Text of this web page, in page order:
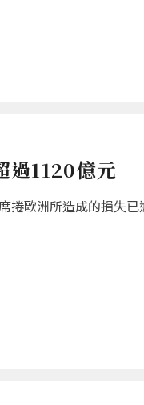
過1120億元
捲歐洲所造成的損失